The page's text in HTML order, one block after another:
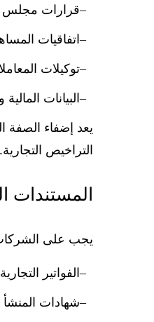
قرارات مجلس
اتفاقيات
توكيلات
البيانات
يعد إضفاء الصفة
التراخيص التجارية.
المستندات
يجب على الشركات
الفواتير التجارية
شهادات المنشأ